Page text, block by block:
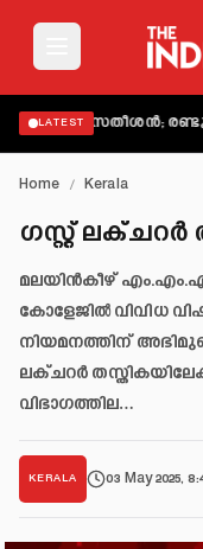
LATEST
വി.ഡി. സതീശൻ; രണ്ടു
Home / Kerala
ഗസ്റ്റ്
മലയിൻകീഴ്
കോളേജിൽ വിവിധ
നിയമനത്തിന്
ലക്ചറർ
വിഭാഗത്തില…
KERALA 03 May 2025,